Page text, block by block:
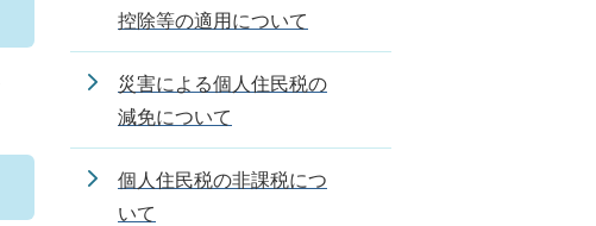
控除等の適用について
災害による個人住民税の
減免について
個人住民税の非課税につ
いて